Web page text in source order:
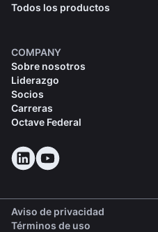
Todos los productos
COMPANY
Sobre nosotros
Liderazgo
Socios
Carreras
Octave Federal
Aviso de privacidad
Términos de uso